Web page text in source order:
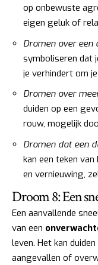
op onbewuste
eigen geluk of
Dromen over een
symboliseren dat
je verhindert om
Dromen over
duiden op een
rouw, mogelijk
Dromen dat een
kan een teken
en vernieuwing,
Droom 8: Een
Een aanvallende
van een
leven. Het kan
aangevallen of